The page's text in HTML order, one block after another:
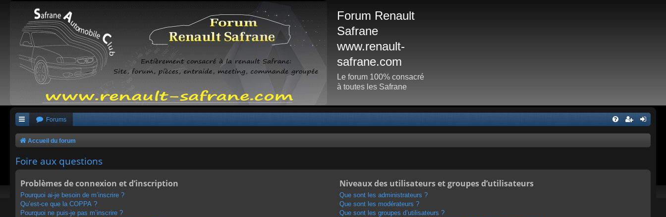
Forum Renault
Safrane
www.renault-
safrane.com
Le forum 100% consacré
à toutes les Safrane
Forums
Accueil du forum
Foire aux questions
Problèmes de connexion et d’inscription
Pourquoi ai-je besoin de m’inscrire ?
Qu’est-ce que la COPPA ?
Pourquoi ne puis-je pas m’inscrire ?
Niveaux des utilisateurs et groupes d’utilisateurs
Que sont les administrateurs ?
Que sont les modérateurs ?
Que sont les groupes d’utilisateurs ?